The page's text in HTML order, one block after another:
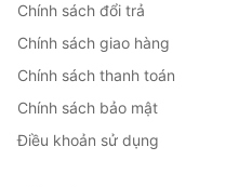
Chính sách đổi trả
Chính sách giao hàng
Chính sách thanh toán
Chính sách bảo mật
Điều khoản sử dụng